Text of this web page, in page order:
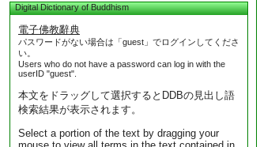
Digital Dictionary of Buddhism
電子佛教辭典
パスワードがない場合は「guest」でログインしてくださ
い。
Users who do not have a password can log in with the
userID "guest".
本文をドラッグして選択するとDDBの見出し語
検索結果が表示されます。
Select a portion of the text by dragging your